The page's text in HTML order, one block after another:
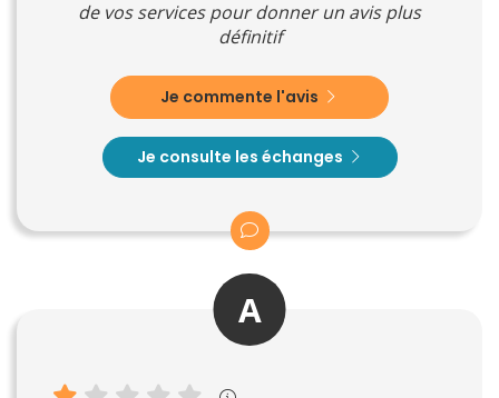
de vos services pour donner un avis plus
définitif
Je commente l'avis
Je consulte les échanges
A